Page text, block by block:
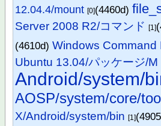
12.04.4/mount [0](4460d)
Server 2008 R2/コマンド [1]
(4610d)Windows Command
Ubuntu 13.04/パッケージ/M
Android/system/
AOSP/system/core/
X/Android/system/bin [1]